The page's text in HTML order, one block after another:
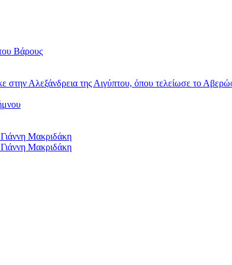
Βάρους
Αλεξάνδρεια της Αιγύπτου, όπου τελείωσε το
Μακριδάκη
Μακριδάκη